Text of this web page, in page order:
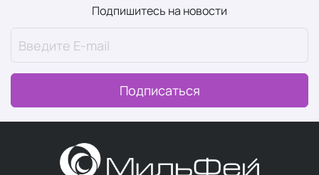
Подпишитесь на новости
Подписаться